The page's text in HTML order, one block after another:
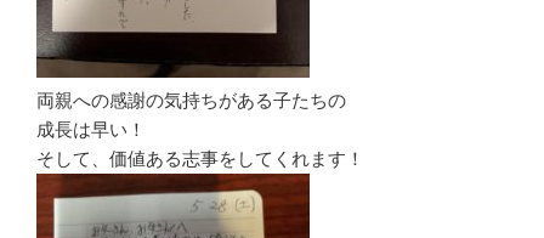
両親への感謝の気持ちがある子たちの
成長は早い！
そして、価値ある志事をしてくれます！